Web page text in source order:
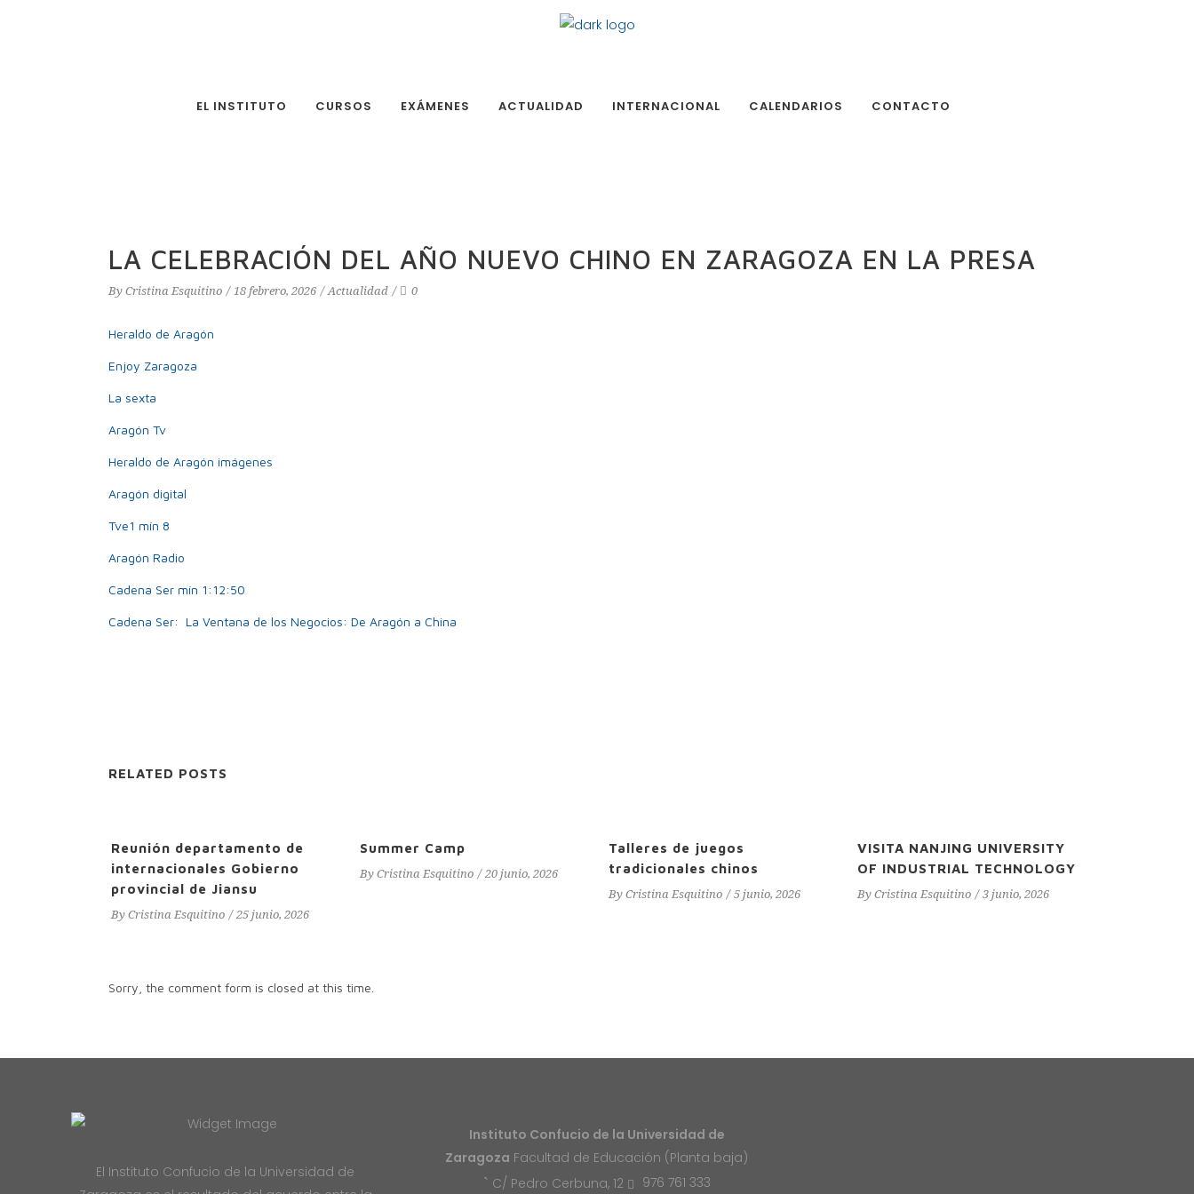
EL INSTITUTO CURSOS EXÁMENES ACTUALIDAD INTERNACIONAL CALENDARIOS CONTACTO
LA CELEBRACIÓN DEL AÑO NUEVO CHINO EN ZARAGOZA EN LA PRESA
By Cristina Esquitino 18 febrero, 2026 Actualidad 0
Heraldo de Aragón
Enjoy Zaragoza
La sexta
Aragón Tv
Heraldo de Aragón imágenes
Aragón digital
Tve1 mín 8
Aragón Radio
Cadena Ser mín 1:12:50
Cadena Ser: La Ventana de los Negocios: De Aragón a China
RELATED POSTS
Reunión departamento de
internacionales Gobierno
provincial de Jiansu
By Cristina Esquitino 25 junio, 2026
Summer Camp
By Cristina Esquitino 20 junio, 2026
Talleres de juegos
tradicionales chinos
By Cristina Esquitino 5 junio, 2026
VISITA NANJING UNIVERSITY
OF INDUSTRIAL TECHNOLOGY
By Cristina Esquitino 3 junio, 2026
Sorry, the comment form is closed at this time.
El Instituto Confucio de la Universidad de
Instituto Confucio de la Universidad de
Zaragoza Facultad de Educación (Planta baja)
C/ Pedro Cerbuna, 12
976 761 333